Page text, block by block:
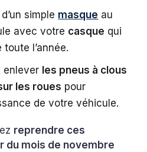
simple masque au
avec votre casque qui
l’année.
enlever les pneus à clous
les roues pour
de votre véhicule.
reprendre ces
du mois de novembre